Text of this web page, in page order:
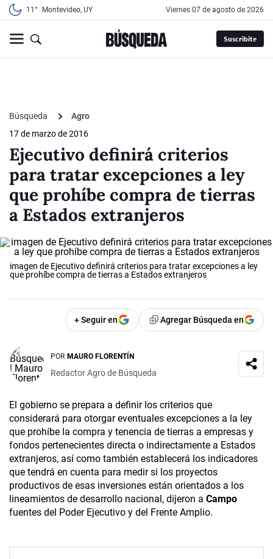
11° Montevideo, UY viernes 07 de agosto de 2026
Suscribite
Búsqueda
Agro
17 de marzo de 2016
Ejecutivo definirá criterios
para tratar excepciones a ley
que prohíbe compra de tierras
a Estados extranjeros
imagen de Ejecutivo definirá criterios para tratar excepciones a ley
que prohíbe compra de tierras a Estados extranjeros
+ Seguir en Agregar Búsqueda en
POR MAURO FLORENTÍN
Redactor Agro de Búsqueda
El gobierno se prepara a definir los criterios que
considerará para otorgar eventuales excepciones a la ley
que prohíbe la compra y tenencia de tierras a empresas y
fondos pertenecientes directa o indirectamente a Estados
extranjeros, así como también establecerá los indicadores
que tendrá en cuenta para medir si los proyectos
productivos de esas inversiones están orientados a los
lineamientos de desarrollo nacional, dijeron a Campo
fuentes del Poder Ejecutivo y del Frente Amplio.